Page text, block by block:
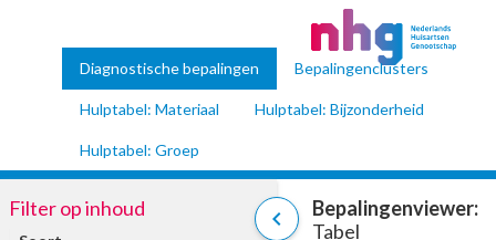
Diagnostische bepalingen Bepalingenclusters
Hulptabel: Materiaal Hulptabel: Bijzonderheid
Hulptabel: Groep
chevron_left
Filter op inhoud
Bepalingenviewer:
Tabel